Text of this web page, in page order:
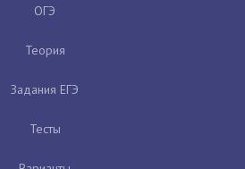
ОГЭ
Теория
Задания ЕГЭ
Тесты